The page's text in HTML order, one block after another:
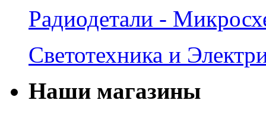
Радиодетали -
Светотехника и
Наши магазины